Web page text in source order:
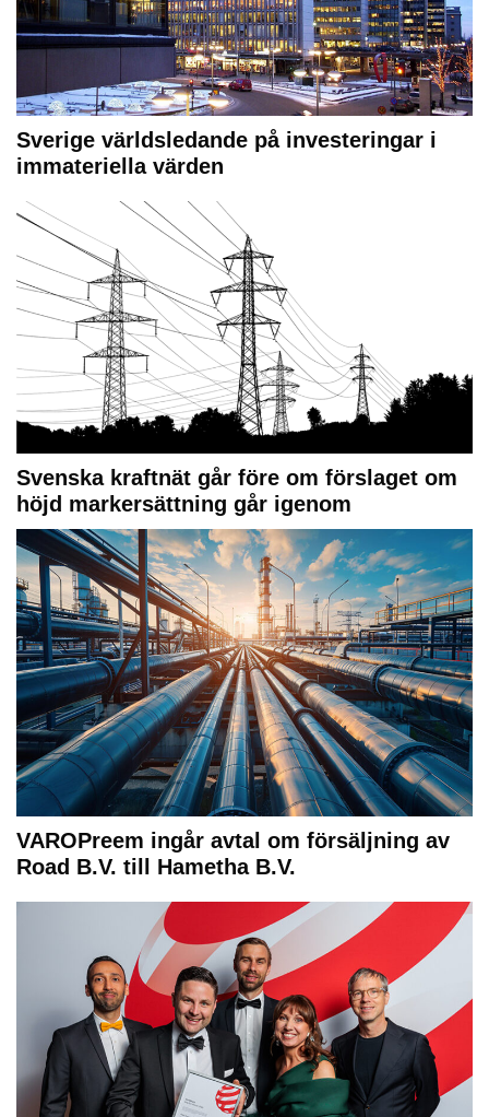
Sverige världsledande på investeringar i
immateriella värden
Svenska kraftnät går före om förslaget om
höjd markersättning går igenom
VAROPreem ingår avtal om försäljning av
Road B.V. till Hametha B.V.